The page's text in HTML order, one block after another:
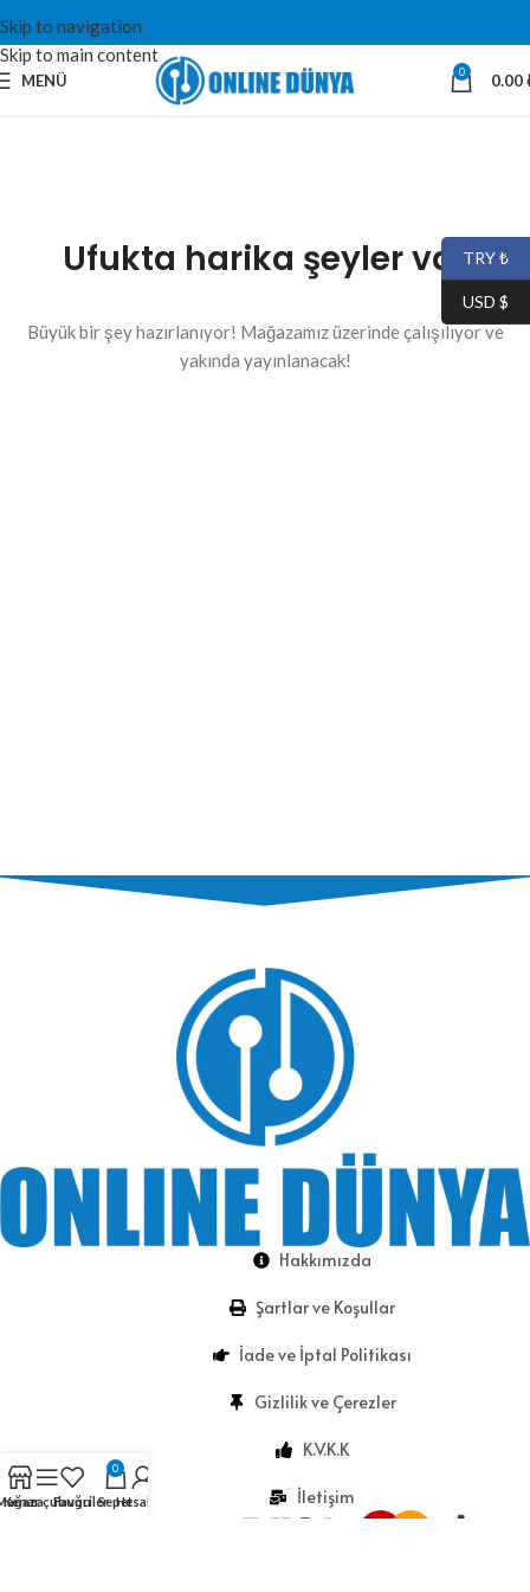
Skip to navigation
Skip to main content
MENÜ 0 0.00
Ufukta harika şeyler var
Büyük bir şey hazırlanıyor! Mağazamız üzerinde çalışılıyor ve
yakında yayınlanacak!
Hakkımızda
Şartlar ve Koşullar
İade ve İptal Politikası
Gizlilik ve Çerezler
K.V.K.K
İletişim
TRY ₺
USD $
Kenar çubuğu
Favoriler
0
SepetHesabım